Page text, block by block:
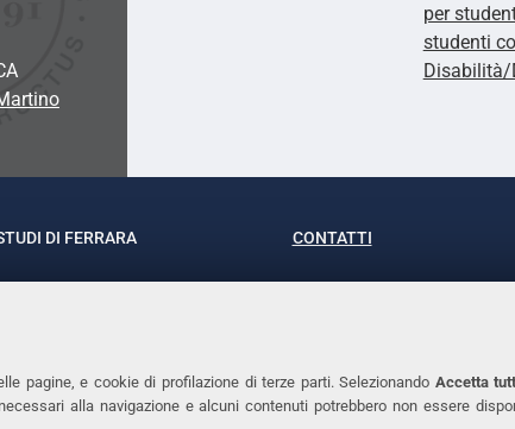
pagine, e cookie di profilazione di terze parti. Selezionando Accetta
alla navigazione e alcuni contenuti potrebbero non essere
per
studenti
Disabilità/
DI FERRARA
Ramaciotti
CONTATTI
Tel. +39 0532 293111